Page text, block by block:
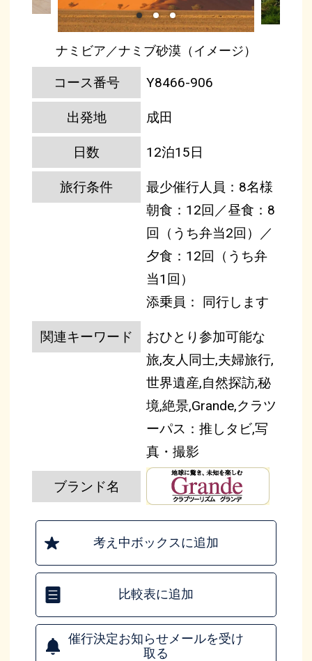
ナミビア／ナミブ砂漠（イメージ）
コース番号 Y8466-906
出発地 成田
日数 12泊15日
旅行条件
最少催行人員：8名様
朝食：12回／昼食：8
回（うち弁当2回）／
夕食：12回（うち弁
当1回）
添乗員： 同行します
関連キーワード
おひとり参加可能な
旅,友人同士,夫婦旅行,
世界遺産,自然探訪,秘
境,絶景,Grande,クラツ
ーパス：推しタビ,写
真・撮影
ブランド名
考え中ボックスに追加
比較表に追加
催行決定お知らせメールを受け
取る